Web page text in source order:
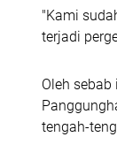
"Kami
terjadi
Oleh
tengah-